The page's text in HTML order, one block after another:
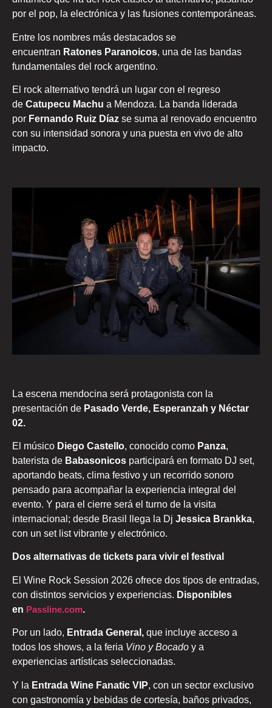
por el pop, la electrónica y las fusiones contemporáneas.
Entre los nombres más destacados se
encuentran Ratones Paranoicos, una de las bandas
fundamentales del rock argentino.
El rock alternativo tendrá un lugar con el regreso
de Catupecu Machu a Mendoza. La banda liderada
por Fernando Ruiz Díaz se suma al renovado encuentro
con su intensidad sonora y una puesta en vivo de alto
impacto.
La escena mendocina será protagonista con la
presentación de Pasado Verde, Esperanzah y Néctar
02.
El músico Diego Castello, conocido como Panza,
baterista de Babasonicos participará en formato DJ set,
aportando beats, clima festivo y un recorrido sonoro
pensado para acompañar la experiencia integral del
evento. Y para el cierre será el turno de la visita
internacional; desde Brasil llega la Dj Jessica Brankka,
con un set list vibrante y electrónico.
Dos alternativas de tickets para vivir el festival
El Wine Rock Session 2026 ofrece dos tipos de entradas,
con distintos servicios y experiencias. Disponibles
en Passline.com.
Por un lado, Entrada General, que incluye acceso a
todos los shows, a la feria Vino y Bocado y a
experiencias artísticas seleccionadas.
Y la Entrada Wine Fanatic VIP, con un sector exclusivo
con gastronomía y bebidas de cortesía, baños privados,